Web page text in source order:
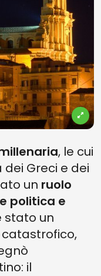
, le cui
Greci e dei
un ruolo
politica e
stato un
il